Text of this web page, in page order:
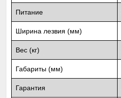
Питание
Ширина лезвия (мм)
Вес (кг)
Габариты (мм)
Гарантия